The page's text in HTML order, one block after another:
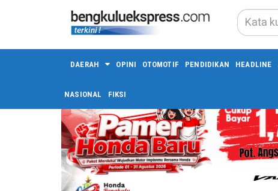
DAERAH OPINI OTOMOTIF PENDIDIKAN HEADLINE
NASIONAL FIKSI